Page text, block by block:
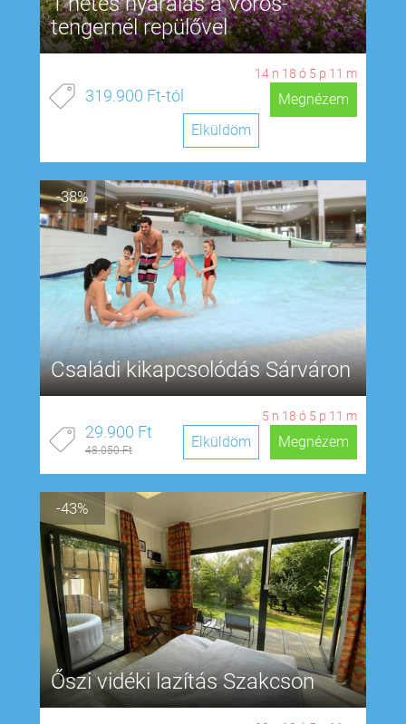
tengernél repülővel
14 n 18 ó 5 p 10 m
319.900 Ft-tól
Megnézem
Elküldöm
-38%
Családi kikapcsolódás Sárváron
5 n 18 ó 5 p 10 m
29.900 Ft
48.050 Ft Megnézem
Elküldöm
-43%
Őszi vidéki lazítás Szakcson